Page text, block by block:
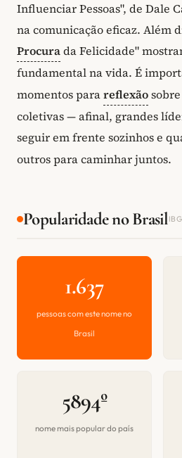
Influenciar Pessoas", de Dale
na comunicação eficaz. Além
Procurada Felicidade"
fundamental na vida. É
momentos parareflexão
coletivas — afinal, grandes
seguir em frente sozinhos e
outros para caminhar juntos.
Popularidade no Brasil
1.637
pessoas com este nome no
Brasil
5894º
nome mais popular do país